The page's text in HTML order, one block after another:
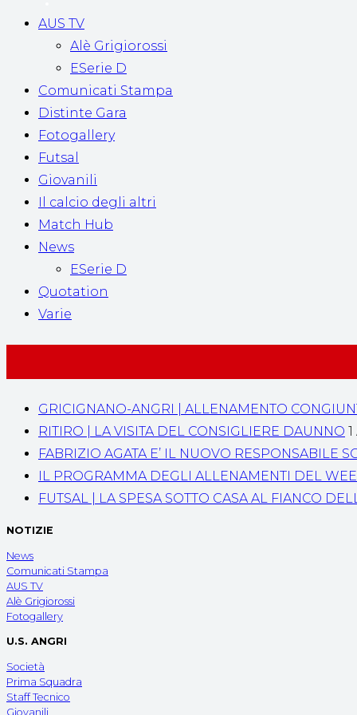
AUS TV
Alè Grigiorossi
ESerie D
Comunicati Stampa
Distinte Gara
Fotogallery
Futsal
Giovanili
Il calcio degli altri
Match Hub
News
ESerie D
Quotation
Varie
GRICIGNANO-ANGRI | ALLENAMENTO
RITIRO | LA VISITA DEL CONSIGLIERE DAUNNO
FABRIZIO AGATA E’ IL NUOVO RESPONSABILE
IL PROGRAMMA DEGLI ALLENAMENTI DEL
FUTSAL | LA SPESA SOTTO CASA AL FIANCO
NOTIZIE
News
Comunicati Stampa
AUS TV
Alè Grigiorossi
Fotogallery
U.S. ANGRI
Società
Prima Squadra
Staff Tecnico
Giovanili